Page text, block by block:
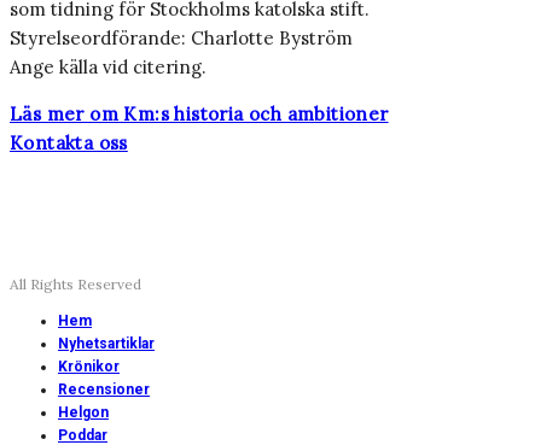
som tidning för Stockholms katolska stift.
Styrelseordförande: Charlotte Byström
Ange källa vid citering.
Läs mer om Km:s historia och ambitioner
Kontakta oss
All Rights Reserved
Hem
Nyhetsartiklar
Krönikor
Recensioner
Helgon
Poddar